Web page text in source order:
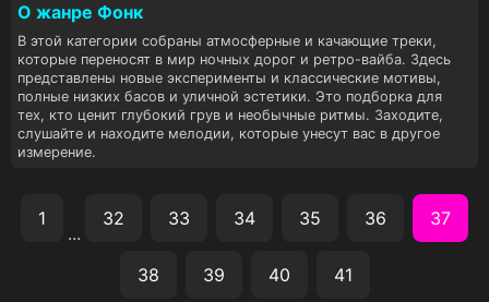
О жанре Фoнк
В этой категории собраны атмосферные и качающие треки,
которые переносят в мир ночных дорог и ретро-вайба. Здесь
представлены новые эксперименты и классические мотивы,
полные низких басов и уличной эстетики. Это подборка для
тех, кто ценит глубокий грув и необычные ритмы. Заходите,
слушайте и находите мелодии, которые унесут вас в другое
измерение.
1
...
32 33 34 35 36 37
38 39 40 41